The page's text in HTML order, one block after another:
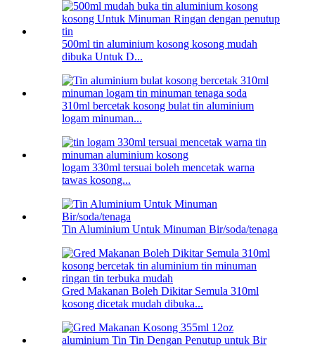
500ml tin aluminium kosong kosong mudah
dibuka Untuk D...
310ml bercetak kosong bulat tin aluminium
logam minuman...
logam 330ml tersuai boleh mencetak warna
tawas kosong...
Tin Aluminium Untuk Minuman Bir/soda/tenaga
Gred Makanan Boleh Dikitar Semula 310ml
kosong dicetak mudah dibuka...